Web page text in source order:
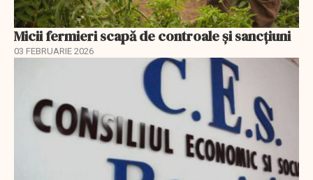
Micii fermieri scapă de controale și sancțiuni
03 FEBRUARIE 2026